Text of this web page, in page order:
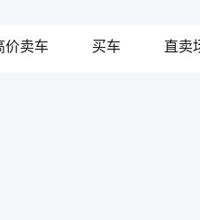
价卖车 买车 直卖